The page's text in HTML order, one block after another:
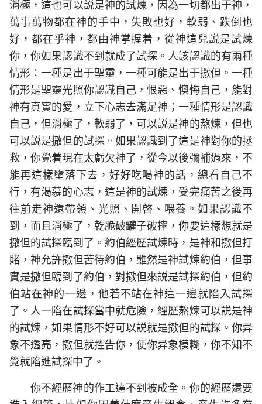
消極，這也可以説是神的試煉，因為一切都出于神，
萬事萬物都在神的手中，失敗也好，軟弱、跌倒也
好，都在乎神，都由神掌握着，從神這兒説是試煉
你，你如果認識不到就成了試探。人該認識的有兩種
情形：一種是出于聖靈，一種可能是出于撒但。一種
情形是聖靈光照你認識自己，恨惡、懊悔自己，能對
神有真實的愛，立下心志去滿足神；一種情形是認識
自己，但消極了，軟弱了，可以説是神的熬煉，但也
可以説是撒但的試探。如果認識到了這是神對你的拯
救，你覺着現在太虧欠神了，從今以後彌補過來，不
能再這樣墮落下去，好好吃喝神的話，總看自己不
行，有渴慕的心志，這是神的試煉，受完痛苦之後再
往前走神還帶領、光照、開啓、喂養。如果認識不
到，而且消極了，乾脆破罐子破摔，你要這樣想就是
撒但的試探臨到了。約伯經歷試煉時，是神和撒但打
賭，神允許撒但苦待約伯，雖然是神試煉約伯，但事
實是撒但臨到了約伯，對撒但來説是試探約伯，但約
伯站在神的一邊，他若不站在神這一邊就陷入試探
了。人一陷在試探當中就危險，經歷熬煉可以説是神
的試煉，如果情形不好可以説就是撒但的試探。你异
象不透亮，撒但就控告你，使你异象模糊，你不知不
覺就陷進試探中了。
你不經歷神的作工達不到被成全。你的經歷還要